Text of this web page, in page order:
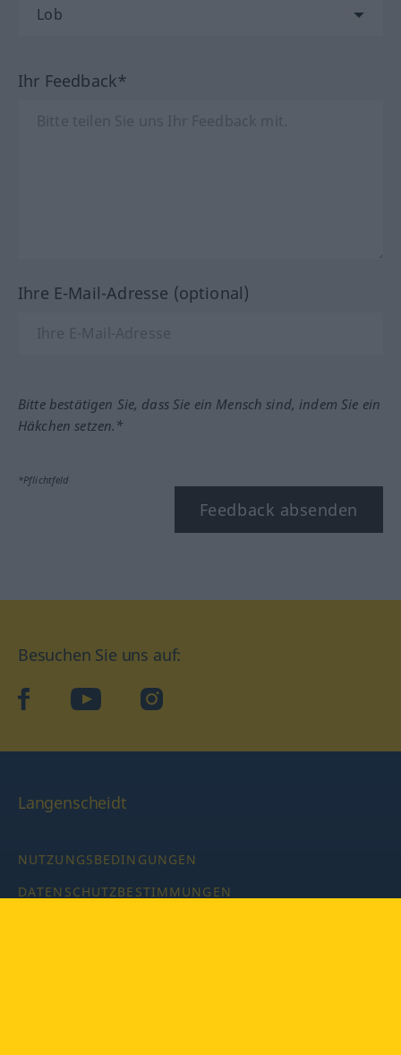
Ihr Feedback*
Ihre E-Mail-Adresse (optional)
Bitte bestätigen Sie, dass Sie ein Mensch sind, indem Sie ein
Häkchen setzen.*
*Pflichtfeld
Feedback absenden
Besuchen Sie uns auf:
facebookYouTube Instagram
Langenscheidt
NUTZUNGSBEDINGUNGEN
DATENSCHUTZBESTIMMUNGEN